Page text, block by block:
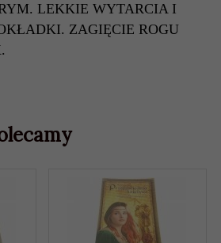
LEKKIE WYTARCIA I
ZAGIĘCIE ROGU